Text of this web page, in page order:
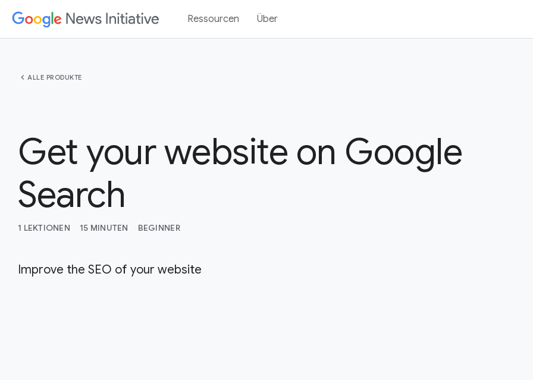
Ressourcen Über
chevron_left ALLE PRODUKTE
Get your website on Google
Search
1 LEKTIONEN 15 MINUTEN BEGINNER
Improve the SEO of your website